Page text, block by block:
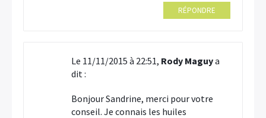
RÉPONDRE
Le 11/11/2015 à 22:51, Rody Maguya
dit :
Bonjour Sandrine, merci pour votre
conseil. Je connais les huiles